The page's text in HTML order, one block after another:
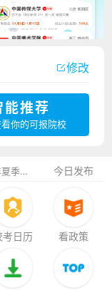
修改
能推荐
你的可报院校
广州华立科技职业学院2023年夏季高考招生简章
香港中文大学（深圳）2023年夏季高考招生简章
厦门大学嘉庚学院2023年艺术类招生简章
今日发布
考日历 看政策